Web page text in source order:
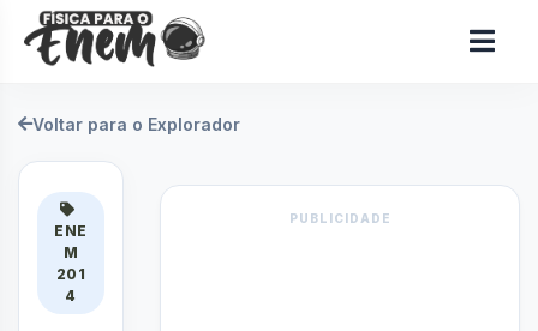
Voltar para o Explorador
ENE
M
201
4
PUBLICIDADE